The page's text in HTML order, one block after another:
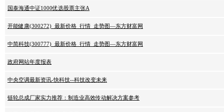
国泰海通中证1000优选股票主张A
开能健康(300272)_最新价格_行情_走势图—东方财富网
中简科技(300777)_最新价格_行情_走势图—东方财富网
政府网站年度报表
中央空调最新资讯-快科技--科技改变未来
链轮总成厂家实力推荐：制造业高效传动解决方案参考